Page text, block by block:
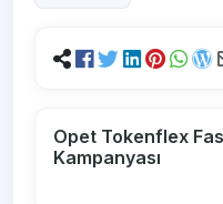
Opet Tokenflex
Kampanyası